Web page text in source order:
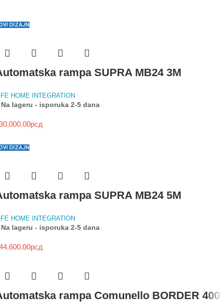
DIZAJN
rampa SUPRA MB24 3M
HOME INTEGRATION
Na lageru - isporuka 2-5 dana
рсд
DIZAJN
rampa SUPRA MB24 5M
HOME INTEGRATION
Na lageru - isporuka 2-5 dana
рсд
rampa Comunello BORDER 400